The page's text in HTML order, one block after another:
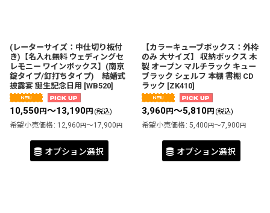
(レーターサイズ：中仕切り板付
き)【名入れ無料 ウェディングセ
レモニー ワインボックス】(南京
錠タイプ/釘打ちタイプ) 結婚式
披露宴 誕生記念日用 [WB520]
10,550円～13,190円 (税込)
希望小売価格 : 12,960円～17,900円
オプション選択
【カラーキューブボックス：外枠
のみ 大サイズ】 収納ボックス 木
製 オープン マルチラック キュー
ブラック シェルフ 本棚 書棚 CD
ラック [ZK410]
3,960円～5,810円 (税込)
希望小売価格 : 5,400円～7,900円
オプション選択